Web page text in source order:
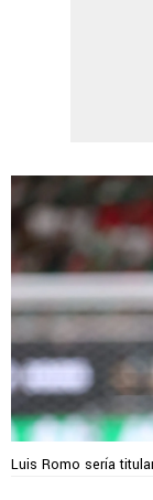
Luis Romo sería